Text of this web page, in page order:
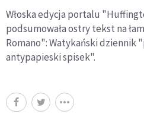
Włoska edycja portalu
podsumowała ostry tekst na
Romano": Watykański dziennik
antypapieski spisek".